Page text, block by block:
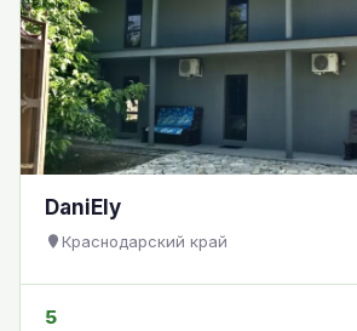
DaniEly
Краснодарский край
5